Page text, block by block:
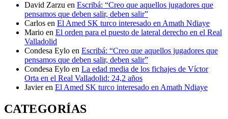
David Zarzu en Escribá: “Creo que aquellos jugadores que
pensamos que deben salir, deben salir”
Carlos en El Amed SK turco interesado en Amath Ndiaye
Mario en El orden para el puesto de lateral derecho en el Real
Valladolid
Condesa Eylo en Escribá: “Creo que aquellos jugadores que
pensamos que deben salir, deben salir”
Condesa Eylo en La edad media de los fichajes de Víctor
Orta en el Real Valladolid: 24,2 años
Javier en El Amed SK turco interesado en Amath Ndiaye
CATEGORÍAS